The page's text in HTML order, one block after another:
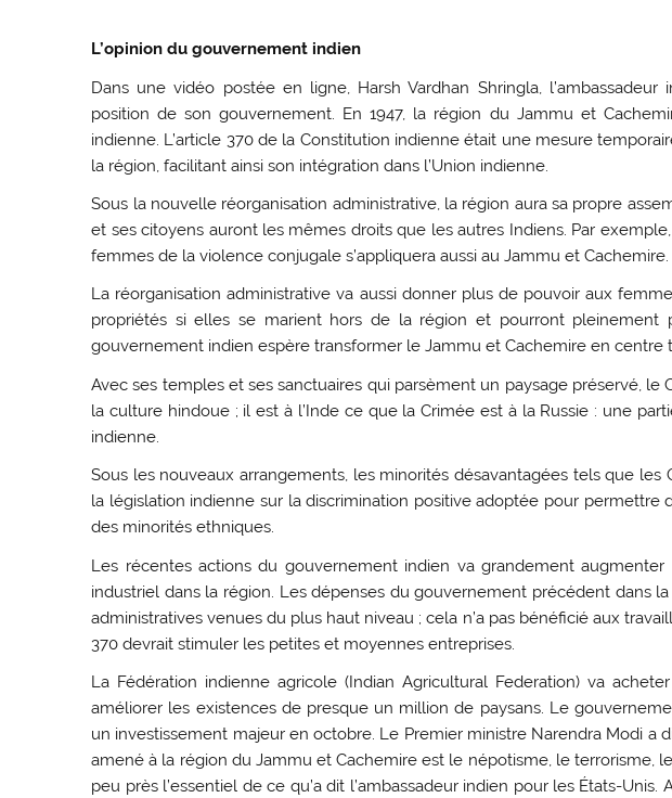
L’opinion du gouvernement indien
Dans une vidéo postée en ligne, Harsh Vardhan Shringla,
position de son gouvernement. En 1947, la région du Jammu et
indienne. L’article 370 de la Constitution indienne était une mesure
la région, facilitant ainsi son intégration dans l’Union indienne.
Sous la nouvelle réorganisation administrative, la région aura sa propre
et ses citoyens auront les mêmes droits que les autres Indiens. Par
femmes de la violence conjugale s’appliquera aussi au Jammu et Cachemire.
La réorganisation administrative va aussi donner plus de pouvoir aux
propriétés si elles se marient hors de la région et pourront pleinement
gouvernement indien espère transformer le Jammu et Cachemire en centre
Avec ses temples et ses sanctuaires qui parsèment un paysage préservé,
la culture hindoue ; il est à l’Inde ce que la Crimée est à la Russie : une
indienne.
Sous les nouveaux arrangements, les minorités désavantagées tels que les
la législation indienne sur la discrimination positive adoptée pour
des minorités ethniques.
Les récentes actions du gouvernement indien va grandement
industriel dans la région. Les dépenses du gouvernement précédent dans
administratives venues du plus haut niveau ; cela n’a pas bénéficié aux
370 devrait stimuler les petites et moyennes entreprises.
La Fédération indienne agricole (Indian Agricultural Federation) va
améliorer les existences de presque un million de paysans. Le
un investissement majeur en octobre. Le Premier ministre Narendra Modi a
amené à la région du Jammu et Cachemire est le népotisme, le terrorisme,
peu près l’essentiel de ce qu’a dit l’ambassadeur indien pour les États-